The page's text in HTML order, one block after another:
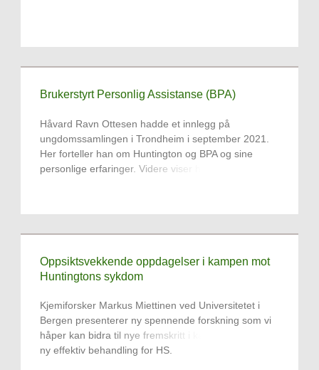
Brukerstyrt Personlig Assistanse (BPA)
Håvard Ravn Ottesen hadde et innlegg på
ungdomssamlingen i Trondheim i september 2021.
Her forteller han om Huntington og BPA og sine
personlige erfaringer. Videre viser han til Morten og
Oppsiktsvekkende oppdagelser i kampen mot
Huntingtons sykdom
Kjemiforsker Markus Miettinen ved Universitetet i
Bergen presenterer ny spennende forskning som vi
håper kan bidra til nye fremskritt i kampen for å finne
ny effektiv behandling for HS.